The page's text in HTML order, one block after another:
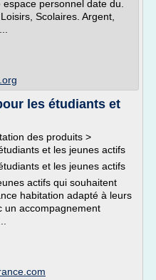
personnel date du.
Scolaires. Argent,
les étudiants et
des produits >
et les jeunes actifs
et les jeunes actifs
actifs qui souhaitent
habitation adapté à leurs
un accompagnement